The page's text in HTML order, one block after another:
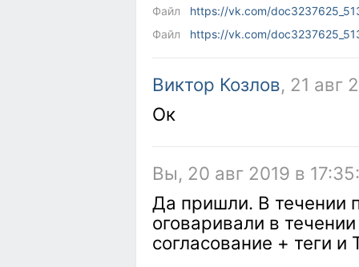
Файл
https://vk.com/
Файл
https://vk.com/
Виктор Козлов, 21 авг
Ок
Вы, 20 авг 2019 в
Да пришли. В течении
оговаривали в
согласование + теги и